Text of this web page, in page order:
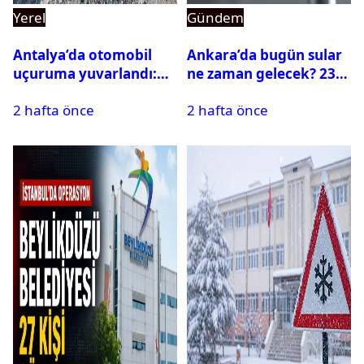
Yerel
Antalya’da otomobil
uçuruma yuvarlandı:
var
2 hafta önce
Gündem
Ankara’da bugün sular
ne zaman gelecek? 23
su kesintisi sorgulama
2 hafta önce